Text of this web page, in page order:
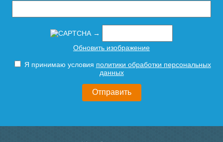
→
Обновить изображение
Я принимаю условия политики обработки персональных
данных